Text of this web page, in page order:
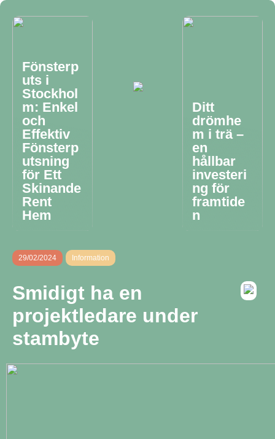
Fönsterp
uts i
Stockhol
m: Enkel
och
Effektiv
Fönsterp
utsning
för Ett
Skinande
Rent
Hem
Ditt
drömhe
m i trä –
en
hållbar
investeri
ng för
framtide
n
29/02/2024 Information
Smidigt ha en
projektledare under
stambyte